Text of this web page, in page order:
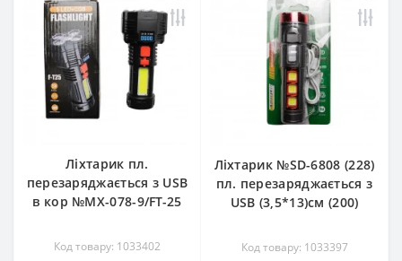
Ліхтарик пл.
перезаряджається з USB
в кор №МХ-078-9/FT-25
Код товару: 1033402
Ліхтарик №SD-6808 (228)
пл. перезаряджається з
USB (3,5*13)см (200)
Код товару: 1033397